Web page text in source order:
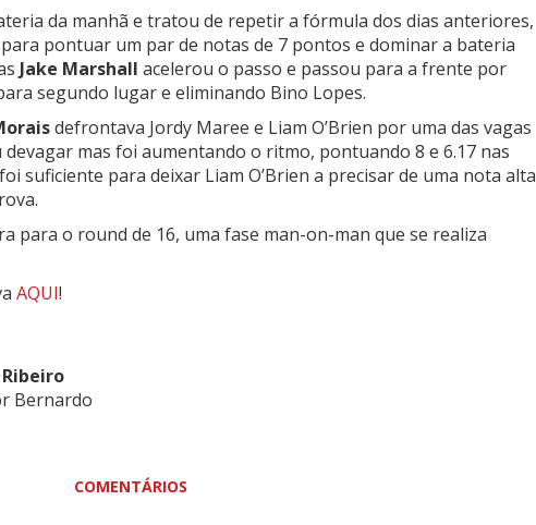
da manhã e tratou de repetir a fórmula dos dias anteriores,
pontuar um par de notas de 7 pontos e dominar a bateria
Jake Marshall acelerou o passo e passou para a frente por
segundo lugar e eliminando Bino Lopes.
defrontava Jordy Maree e Liam O’Brien por uma das vagas
mas foi aumentando o ritmo, pontuando 8 e 6.17 nas
suficiente para deixar Liam O’Brien a precisar de uma nota alta
para o round de 16, uma fase man-on-man que se realiza
AQUI!
Bernardo
COMENTÁRIOS